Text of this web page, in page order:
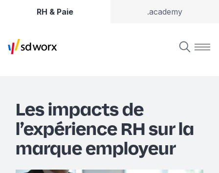
RH & Paie .academy
Les impacts de
l’expérience RH sur la
marque employeur